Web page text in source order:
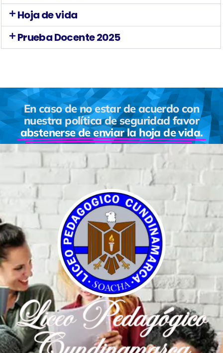
Hoja de vida
Prueba Docente 2025
En caso de no estar de acuerdo con
nuestra política de seguridad favor
abstenerse de enviar la hoja de vida.